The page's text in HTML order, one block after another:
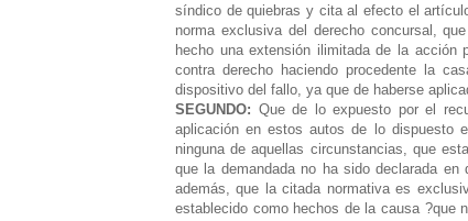
síndico de quiebras y cita al efecto el
norma exclusiva del derecho concursal,
hecho una extensión ilimitada de la
contra derecho haciendo procedente la
dispositivo del fallo, ya que de haberse
SEGUNDO: Que de lo expuesto por el
aplicación en estos autos de lo dispuesto
ninguna de aquellas circunstancias, que
que la demandada no ha sido declarada en
además, que la citada normativa es
establecido como hechos de la causa ?que